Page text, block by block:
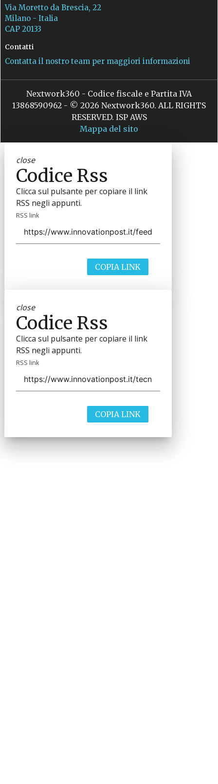
Via Moretto da Brescia, 22
Milano - Italia
CAP 20133
Contatti
Contatta il nostro team per maggiori informazioni
Nextwork360 - Codice fiscale e Partita IVA
13868590962 - © 2026 Nextwork360. ALL RIGHTS
RESERVED. ISP AWS
Mappa del sito
close
Codice Rss
Clicca sul pulsante per copiare il link
RSS negli appunti.
RSS link
COPIA LINK
close
Codice Rss
Clicca sul pulsante per copiare il link
RSS negli appunti.
RSS link
COPIA LINK